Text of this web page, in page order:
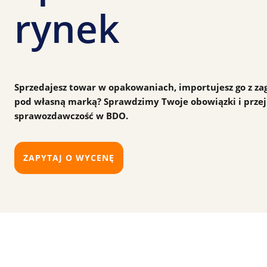
rynek
Sprzedajesz towar w opakowaniach, importujesz go z
pod własną marką? Sprawdzimy Twoje obowiązki i
sprawozdawczość w BDO.
ZAPYTAJ O WYCENĘ